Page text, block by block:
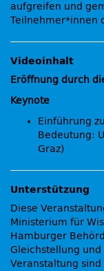
aufgreifen und
Teilnehmer*innen
Videoinhalt
Eröffnung durch
Keynote
Einführung
Bedeutung:
Graz)
Unterstützung
Diese
Ministerium für
Hamburger
Gleichstellung
Veranstaltung sind